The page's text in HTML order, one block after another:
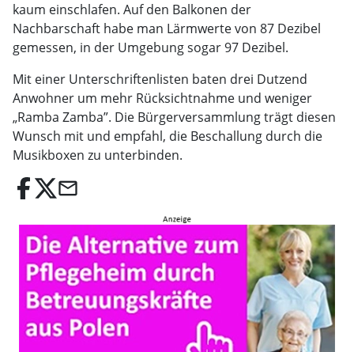
kaum einschlafen. Auf den Balkonen der
Nachbarschaft habe man Lärmwerte von 87 Dezibel
gemessen, in der Umgebung sogar 97 Dezibel.
Mit einer Unterschriftenlisten baten drei Dutzend
Anwohner um mehr Rücksichtnahme und weniger
„Ramba Zamba”. Die Bürgerversammlung trägt diesen
Wunsch mit und empfahl, die Beschallung durch die
Musikboxen zu unterbinden.
email